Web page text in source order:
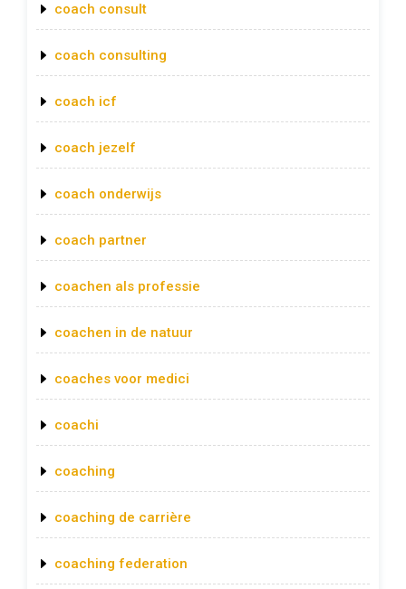
coach consult
coach consulting
coach icf
coach jezelf
coach onderwijs
coach partner
coachen als professie
coachen in de natuur
coaches voor medici
coachi
coaching
coaching de carrière
coaching federation